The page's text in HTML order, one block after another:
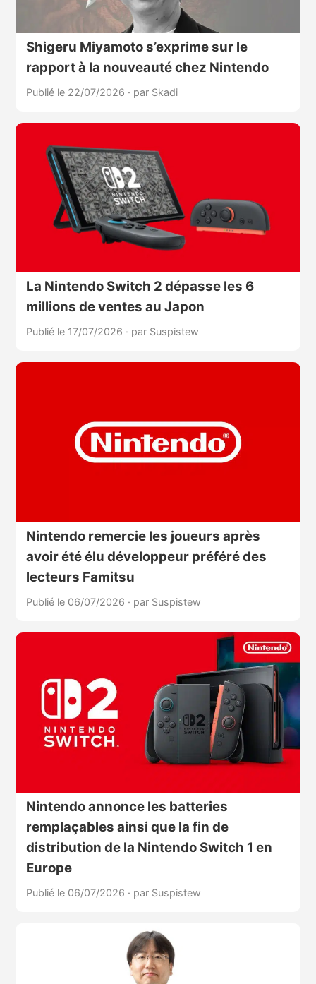
Shigeru Miyamoto s’exprime sur le
rapport à la nouveauté chez Nintendo
Publié le 22/07/2026 · par Skadi
La Nintendo Switch 2 dépasse les 6
millions de ventes au Japon
Publié le 17/07/2026 · par Suspistew
Nintendo remercie les joueurs après
avoir été élu développeur préféré des
lecteurs Famitsu
Publié le 06/07/2026 · par Suspistew
Nintendo annonce les batteries
remplaçables ainsi que la fin de
distribution de la Nintendo Switch 1 en
Europe
Publié le 06/07/2026 · par Suspistew